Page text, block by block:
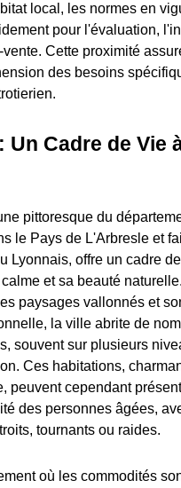
local, les normes en
pour l'évaluation,
Cette proximité
des besoins
Cadre de Vie
pittoresque du
le Pays de L'Arbresle et
Lyonnais, offre un cadre
et sa beauté naturelle.
paysages vallonnés et
la ville abrite de
souvent sur plusieurs
Ces habitations,
peuvent cependant
des personnes âgées,
tournants ou raides.
où les commodités